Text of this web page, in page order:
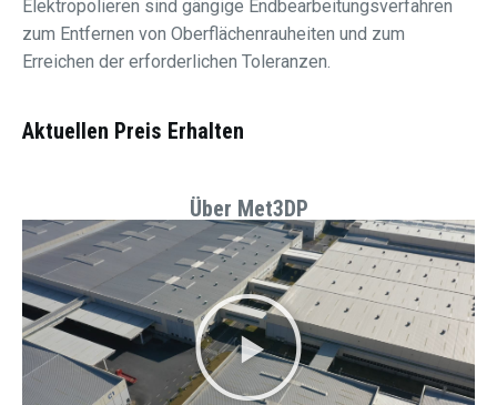
Elektropolieren sind gängige Endbearbeitungsverfahren
zum Entfernen von Oberflächenrauheiten und zum
Erreichen der erforderlichen Toleranzen.
Aktuellen Preis Erhalten
Über Met3DP